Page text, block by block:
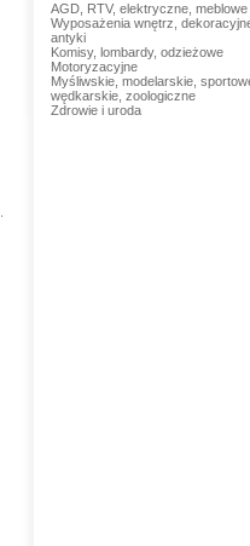
AGD, RTV, elektryczne, meblowe
Wyposażenia wnętrz,
antyki
Komisy, lombardy, odzieżowe
Motoryzacyjne
Myśliwskie, modelarskie,
wędkarskie, zoologiczne
Zdrowie i uroda